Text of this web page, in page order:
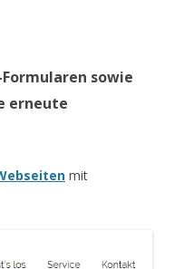
sowie
erneute
mit